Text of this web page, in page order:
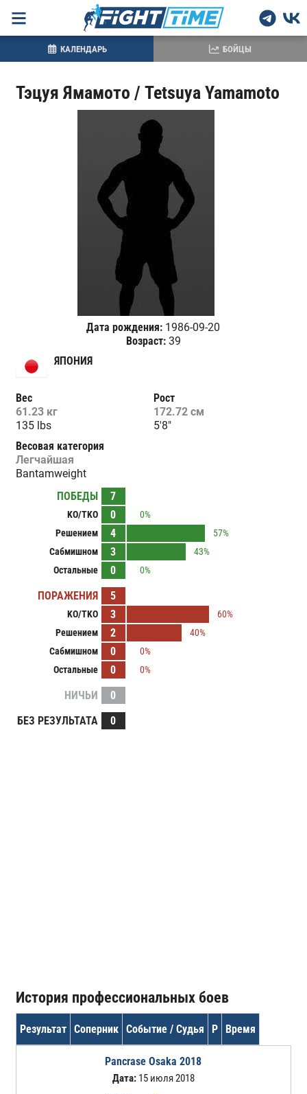
Тэцуя Ямамото / Tetsuya Yamamoto
Дата рождения: 1986-09-20
Возраст:39
ЯПОНИЯ
Вес
61.23 кг
135 lbs
Рост
172.72 см
5'8"
Весовая категория
Легчайшая
Bantamweight
ПОБЕДЫ
7
KO/TKO 0
0%
Решением
4
57%
Сабмишном
3
43%
Остальные
0 0%
ПОРАЖЕНИЯ 5
KO/TKO 3
60%
Решением
2
40%
Сабмишном
0
0%
Остальные
0 0%
НИЧЬИ
0
БЕЗ РЕЗУЛЬТАТА
0
История профессиональных боев
Результат Соперник Событие / Судья Р Время
Pancrase Osaka 2018
Дата:15 июля 2018
КАЛЕНДАРЬ БОЙЦЫ